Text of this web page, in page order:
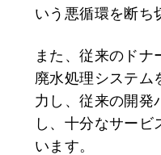
いう悪循環を断ち
また、従来のド
廃水処理システム
力し、従来の開発
し、十分なサー
います。